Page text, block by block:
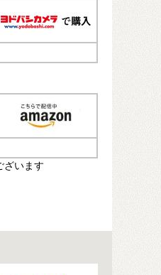
ざいます